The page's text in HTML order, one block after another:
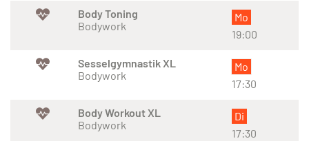
Body Toning
Bodywork
Mo
19:00
Sesselgymnastik XL
Bodywork
Mo
17:30
Body Workout XL
Bodywork
Di
17:30